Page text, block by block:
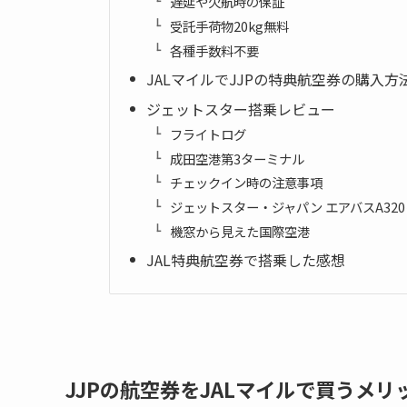
受託手荷物20kg無料
各種手数料不要
JALマイルでJJPの特典航空券の購入方
ジェットスター搭乗レビュー
フライトログ
成田空港第3ターミナル
チェックイン時の注意事項
ジェットスター・ジャパン エアバス
機窓から見えた国際空港
JAL特典航空券で搭乗した感想
JJPの航空券をJALマイルで買うメリ